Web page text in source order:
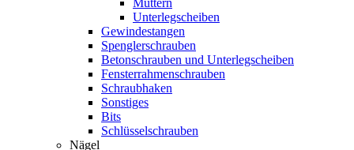
Muttern
Unterlegscheiben
Gewindestangen
Spenglerschrauben
Betonschrauben und Unterlegscheiben
Fensterrahmenschrauben
Schraubhaken
Sonstiges
Bits
Schlüsselschrauben
Nägel